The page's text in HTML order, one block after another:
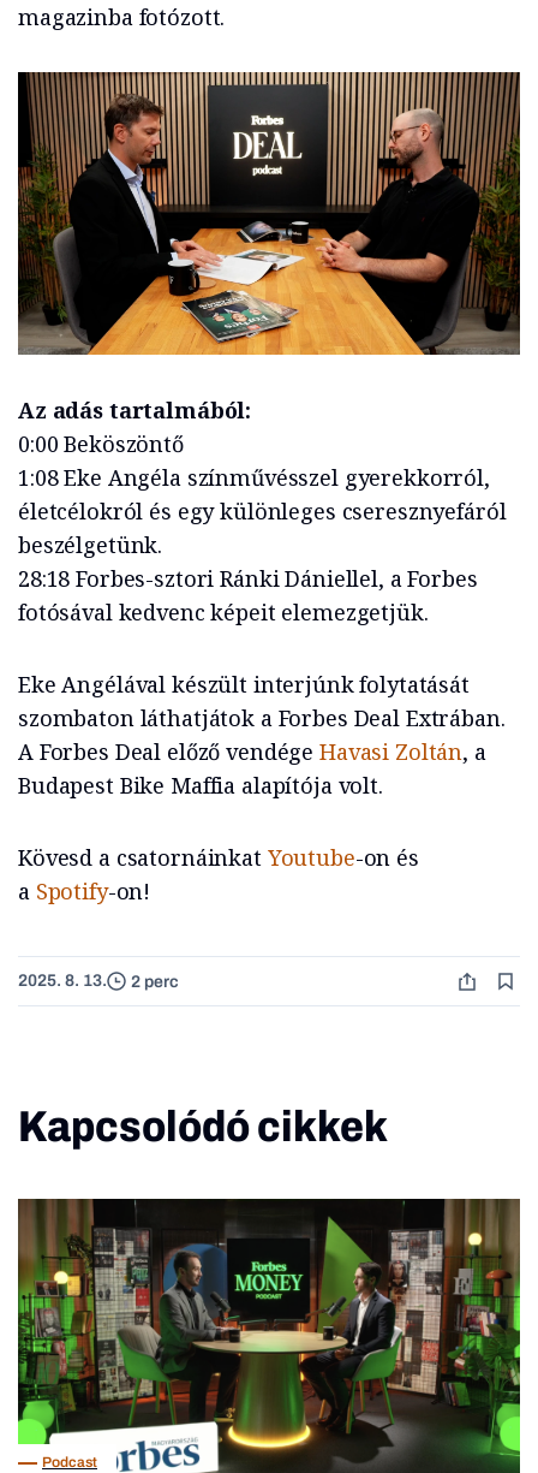
magazinba fotózott.
Az adás tartalmából:
0:00 Beköszöntő
1:08 Eke Angéla színművésszel gyerekkorról,
életcélokról és egy különleges cseresznyefáról
beszélgetünk.
28:18 Forbes-sztori Ránki Dániellel, a Forbes
fotósával kedvenc képeit elemezgetjük.
Eke Angélával készült interjúnk folytatását
szombaton láthatjátok a Forbes Deal Extrában.
A Forbes Deal előző vendége Havasi Zoltán, a
Budapest Bike Maffia alapítója volt.
Kövesd a csatornáinkat Youtube-on és
a Spotify-on!
2025. 8. 13. 2 perc
Kapcsolódó cikkek
Podcast